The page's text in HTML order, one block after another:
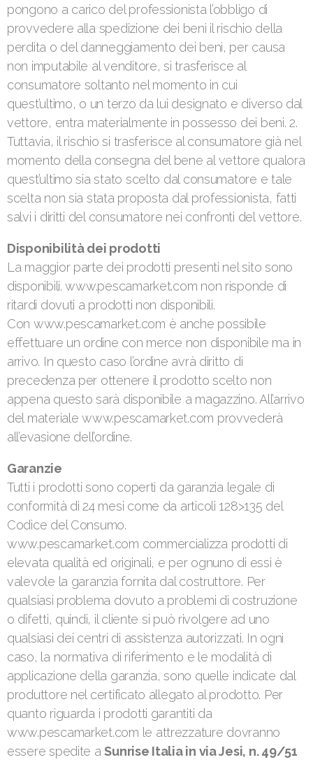
pongono a carico del professionista l’obbligo di
provvedere alla spedizione dei beni il rischio della
perdita o del danneggiamento dei beni, per causa
non imputabile al venditore, si trasferisce al
consumatore soltanto nel momento in cui
quest’ultimo, o un terzo da lui designato e diverso dal
vettore, entra materialmente in possesso dei beni. 2.
Tuttavia, il rischio si trasferisce al consumatore già nel
momento della consegna del bene al vettore qualora
quest’ultimo sia stato scelto dal consumatore e tale
scelta non sia stata proposta dal professionista, fatti
salvi i diritti del consumatore nei confronti del vettore.
Disponibilità dei prodotti
La maggior parte dei prodotti presenti nel sito sono
disponibili. www.pescamarket.com non risponde di
ritardi dovuti a prodotti non disponibili.
Con www.pescamarket.com è anche possibile
effettuare un ordine con merce non disponibile ma in
arrivo. In questo caso l’ordine avrà diritto di
precedenza per ottenere il prodotto scelto non
appena questo sarà disponibile a magazzino. All’arrivo
del materiale www.pescamarket.com provvederà
all’evasione dell’ordine.
Garanzie
Tutti i prodotti sono coperti da garanzia legale di
conformità di 24 mesi come da articoli 128>135 del
Codice del Consumo.
www.pescamarket.com commercializza prodotti di
elevata qualità ed originali, e per ognuno di essi è
valevole la garanzia fornita dal costruttore. Per
qualsiasi problema dovuto a problemi di costruzione
o difetti, quindi, il cliente si può rivolgere ad uno
qualsiasi dei centri di assistenza autorizzati. In ogni
caso, la normativa di riferimento e le modalità di
applicazione della garanzia, sono quelle indicate dal
produttore nel certificato allegato al prodotto. Per
quanto riguarda i prodotti garantiti da
www.pescamarket.com le attrezzature dovranno
essere spedite aSunrise Italia in via Jesi, n. 49/51